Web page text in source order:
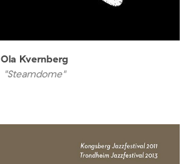
Ola Kvernberg
"Steamdome"